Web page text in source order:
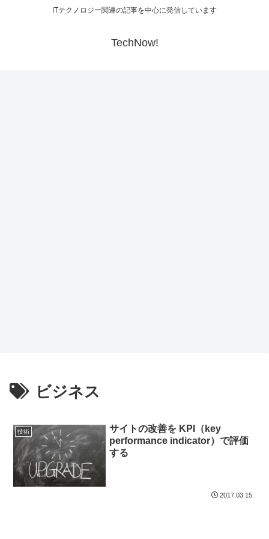
ITテクノロジー関連の記事を中心に発信しています
TechNow!
ビジネス
技術
サイトの改善を KPI（key
performance indicator）で評価
する
2017.03.15